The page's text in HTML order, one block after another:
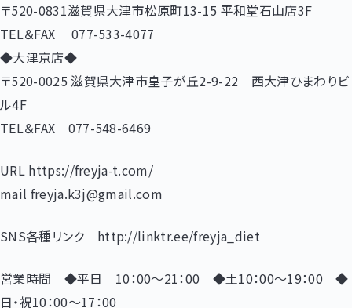
〒520-0831滋賀県大津市松原町13-15 平和堂石山店3F
TEL＆FAX 077-533-4077
◆大津京店◆
〒520-0025 滋賀県大津市皇子が丘2-9-22 西大津ひまわりビ
ル4F
TEL＆FAX 077-548-6469
URL https://freyja-t.com/
mail freyja.k3j@gmail.com
SNS各種リンク http://linktr.ee/freyja_diet
営業時間 ◆平日 10：00～21：00 ◆土10：00～19：00 ◆
日・祝10：00～17：00